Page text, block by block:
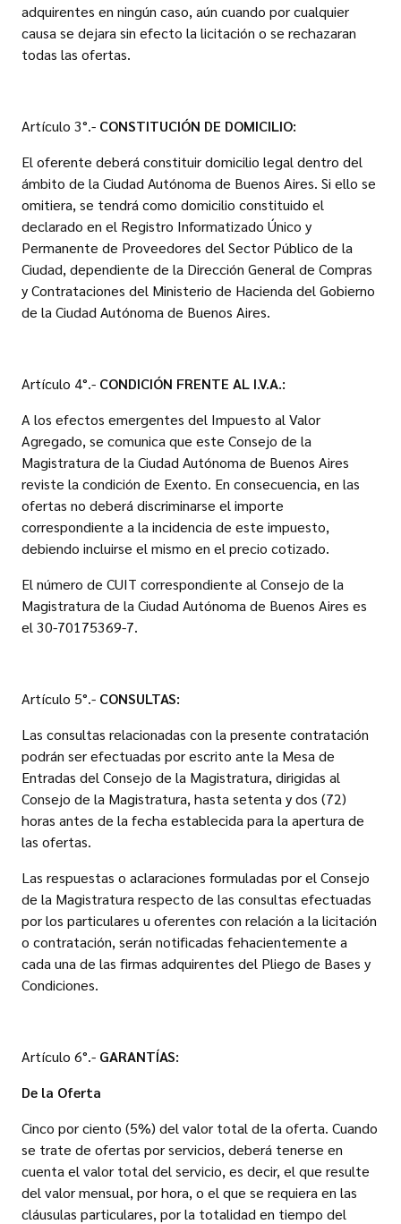
adquirentes en ningún caso, aún cuando por cualquier
causa se dejara sin efecto la licitación o se rechazaran
todas las ofertas.
Artículo 3°.- CONSTITUCIÓN DE DOMICILIO:
El oferente deberá constituir domicilio legal dentro del
ámbito de la Ciudad Autónoma de Buenos Aires. Si ello se
omitiera, se tendrá como domicilio constituido el
declarado en el Registro Informatizado Único y
Permanente de Proveedores del Sector Público de la
Ciudad, dependiente de la Dirección General de Compras
y Contrataciones del Ministerio de Hacienda del Gobierno
de la Ciudad Autónoma de Buenos Aires.
Artículo 4°.- CONDICIÓN FRENTE AL I.V.A.:
A los efectos emergentes del Impuesto al Valor
Agregado, se comunica que este Consejo de la
Magistratura de la Ciudad Autónoma de Buenos Aires
reviste la condición de Exento. En consecuencia, en las
ofertas no deberá discriminarse el importe
correspondiente a la incidencia de este impuesto,
debiendo incluirse el mismo en el precio cotizado.
El número de CUIT correspondiente al Consejo de la
Magistratura de la Ciudad Autónoma de Buenos Aires es
el 30-70175369-7.
Artículo 5°.- CONSULTAS:
Las consultas relacionadas con la presente contratación
podrán ser efectuadas por escrito ante la Mesa de
Entradas del Consejo de la Magistratura, dirigidas al
Consejo de la Magistratura, hasta setenta y dos (72)
horas antes de la fecha establecida para la apertura de
las ofertas.
Las respuestas o aclaraciones formuladas por el Consejo
de la Magistratura respecto de las consultas efectuadas
por los particulares u oferentes con relación a la licitación
o contratación, serán notificadas fehacientemente a
cada una de las firmas adquirentes del Pliego de Bases y
Condiciones.
Artículo 6°.- GARANTÍAS:
De la Oferta
Cinco por ciento (5%) del valor total de la oferta. Cuando
se trate de ofertas por servicios, deberá tenerse en
cuenta el valor total del servicio, es decir, el que resulte
del valor mensual, por hora, o el que se requiera en las
cláusulas particulares, por la totalidad en tiempo del